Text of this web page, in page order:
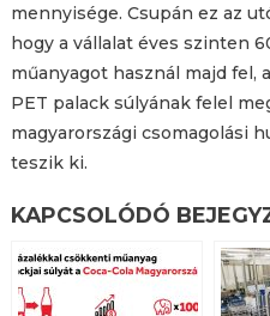
mennyisége. Csupán ez az
hogy a vállalat éves szinten
műanyagot használ majd fel,
PET palack súlyának felel
magyarországi csomagolási
teszik ki.
KAPCSOLÓDÓ